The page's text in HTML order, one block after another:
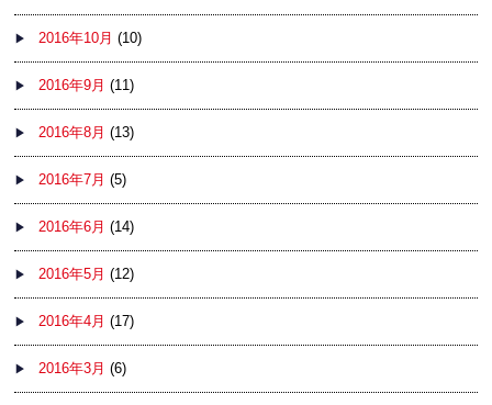
2016年10月 (10)
2016年9月 (11)
2016年8月 (13)
2016年7月 (5)
2016年6月 (14)
2016年5月 (12)
2016年4月 (17)
2016年3月 (6)